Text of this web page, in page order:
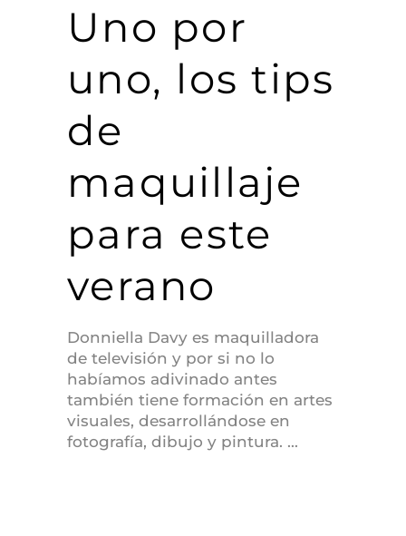
Uno por
uno, los tips
de
maquillaje
para este
verano
Donniella Davy es maquilladora
de televisión y por si no lo
habíamos adivinado antes
también tiene formación en artes
visuales, desarrollándose en
fotografía, dibujo y pintura.